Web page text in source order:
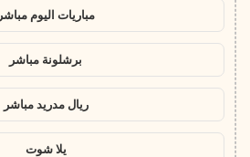
مباريات اليوم مباشر
برشلونة مباشر
ريال مدريد مباشر
يلا شوت